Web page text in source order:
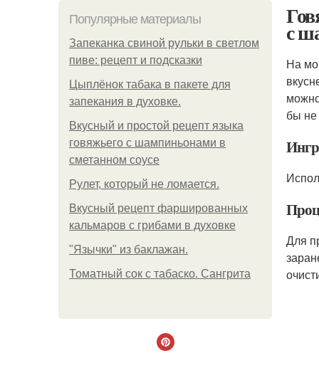
Популярные материалы
Запеканка свиной рульки в светлом
пиве: рецепт и подсказки
Цыплёнок табака в пакете для
запекания в духовке.
Вкусный и простой рецепт языка
говяжьего с шампиньонами в
сметанном соусе
Рулет, который не ломается.
Вкусный рецепт фаршированных
кальмаров с грибами в духовке
"Язычки" из баклажан.
Томатный сок с табаско. Сангрита
с
На
бы не
Для